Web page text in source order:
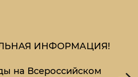
ИНФОРМАЦИЯ!
на Всероссийском